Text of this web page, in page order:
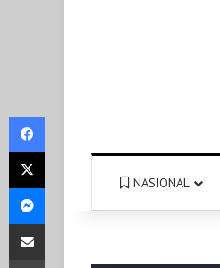
NASIONAL
Facebook
X
Messenger
Share via Email